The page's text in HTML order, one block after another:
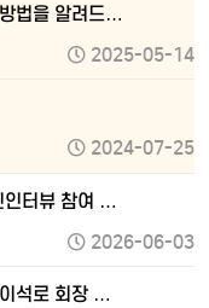
법을 알려드…
2025-05-14
2024-07-25
인터뷰 참여 …
2026-06-03
석로 회장 …